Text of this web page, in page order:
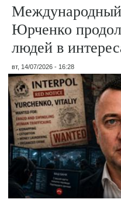
Юрченко
людей в
вт, 14/07/2026 - 16:28